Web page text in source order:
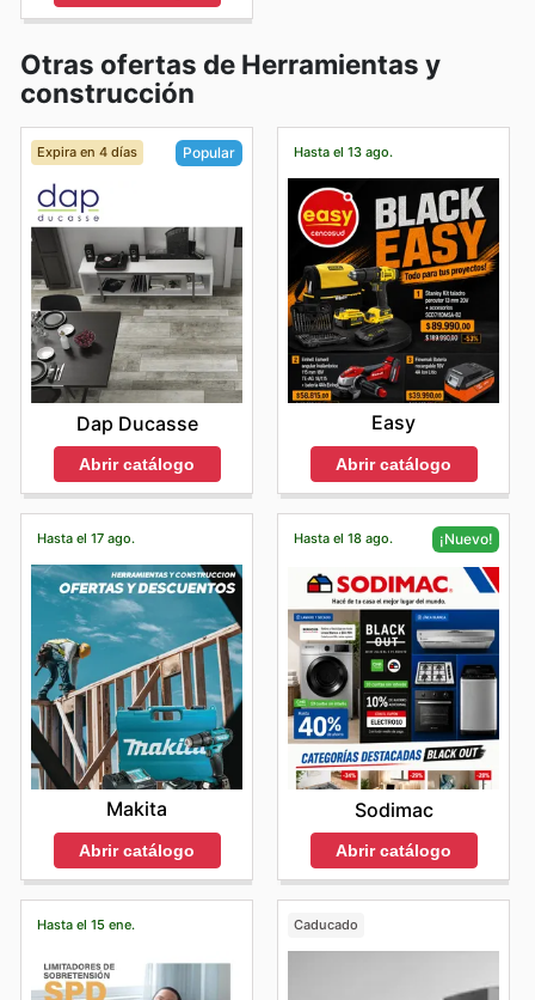
Otras ofertas de Herramientas y
construcción
Expira en 4 días Popular
Dap Ducasse
Abrir catálogo
Hasta el 13 ago.
Easy
Abrir catálogo
Hasta el 17 ago.
Makita
Abrir catálogo
Hasta el 18 ago. ¡Nuevo!
Sodimac
Abrir catálogo
Hasta el 15 ene. Caducado